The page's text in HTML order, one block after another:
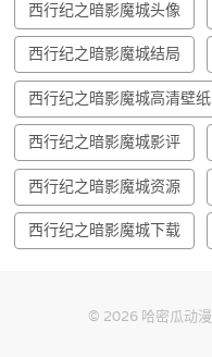
西行纪之暗影魔城头像
西行纪之暗影魔城结局
西行纪之暗影魔城高清壁纸
西行纪之暗影魔城影评
西行纪之暗影魔城资源
西行纪之暗影魔城下载
© 2026 哈密瓜动漫